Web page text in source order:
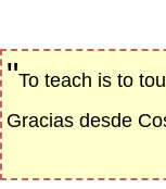
"To teach is to
Gracias desde